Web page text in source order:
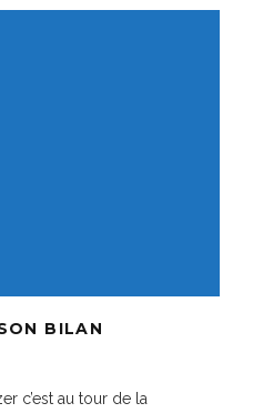
BILAN
c’est au tour de la